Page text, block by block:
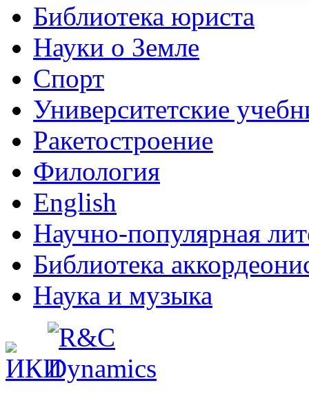
Библиотека юриста
Науки о Земле
Спорт
Университетские
Ракетостроение
Филология
English
Научно-популярная
Библиотека
Наука и музыка